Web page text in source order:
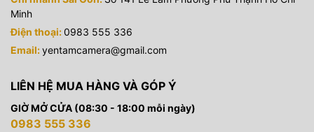
Minh
Điện thoại:0983 555 336
Email:yentamcamera@gmail.com
LIÊN HỆ MUA HÀNG VÀ GÓP Ý
GIỜ MỞ CỬA (08:30 - 18:00 mỗi ngày)
0983 555 336